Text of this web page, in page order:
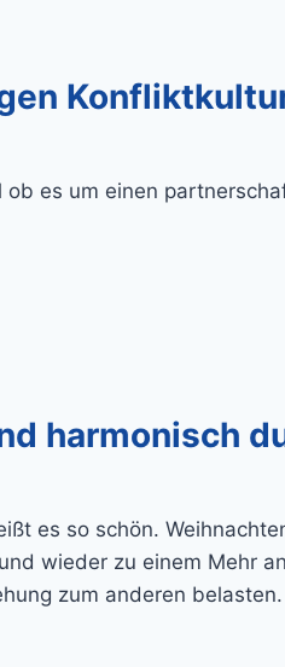
ob es um einen
harmonisch
es so schön.
wieder zu einem Mehr
zum anderen belasten.